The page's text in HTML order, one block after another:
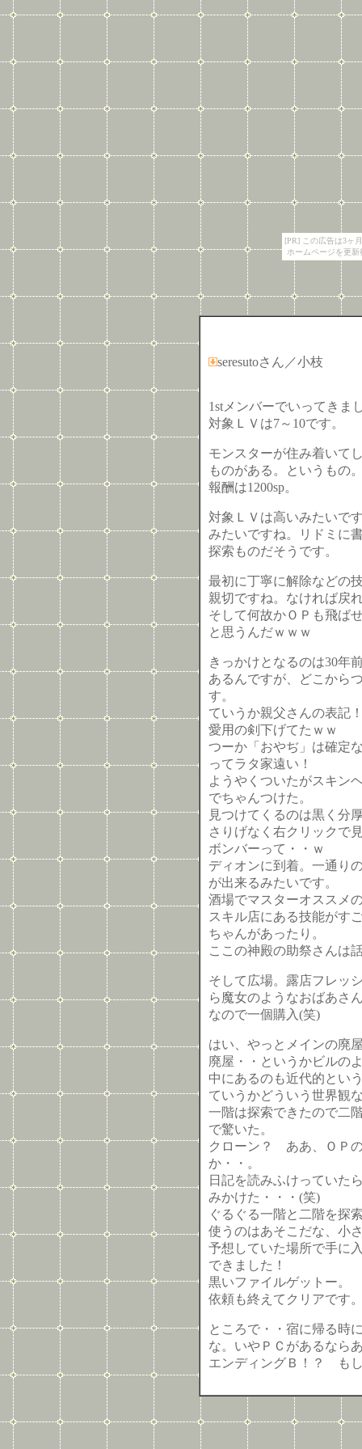
[PR] この広告は3ヶ
ホームページを更
seresutoさん／小枝
1stメンバーでいってきま
対象ＬＶは7～10です。
モンスターが住み着いて
ものがある。というもの
報酬は1200sp。
対象ＬＶは高いみたいで
みたいですね。リドミに
探索ものだそうです。
最初に丁寧に解除などの
親切ですね。なければ戻
そして何故かＯＰも飛ば
と思うんだｗｗｗ
きっかけとなるのは30年
あるんですが、どこから
す。
ていうか親父さんの表記
愛用の剣下げてたｗｗ
つーか「おやぢ」は確定
ってラタ家遠い！
ようやくついたがスキン
でちゃんつけた。
見つけてくるのは黒く分
さりげなく右クリックで
ボンバーって・・ｗ
ディオンに到着。一通り
が出来るみたいです。
酒場でマスターオススメ
スキル店にある技能がす
ちゃんがあったり。
ここの神殿の助祭さんは
そして広場。露店フレッ
ら魔女のようなおばあ
なので一個購入(笑)
はい、やっとメインの廃
廃屋・・というかビルの
中にあるのも近代的とい
ていうかどういう世界観
一階は探索できたので二
で驚いた。
クローン？ ああ、ＯＰ
か・・。
日記を読みふけっていた
みかけた・・・(笑)
ぐるぐる一階と二階を探
使うのはあそこだな、小
予想していた場所で手に
できました！
黒いファイルゲットー。
依頼も終えてクリアです
ところで・・宿に帰る時
な。いやＰＣがあるなら
エンディングＢ！？ も